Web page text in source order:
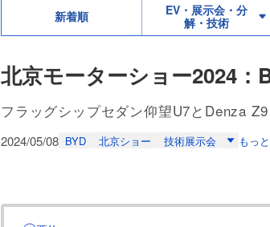
新着順
EV・展示会・分
解・技術
北京モーターショー2024：
フラッグシップセダン仰望U7とDenza
2024/05/08 BYD 北京ショー 技術展示会 もっ